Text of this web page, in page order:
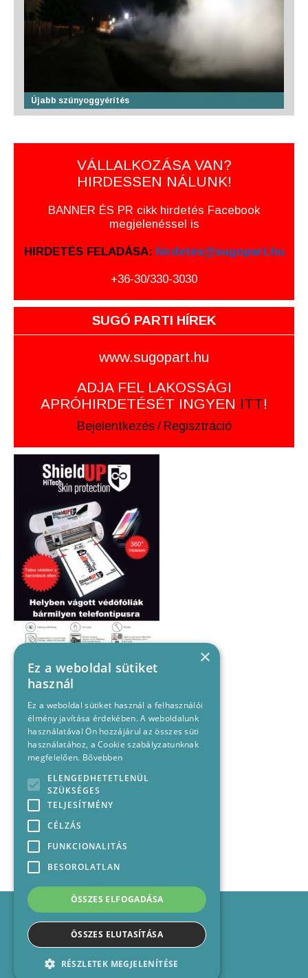
Újabb szúnyoggyérítés
VÁLLALKOZÁSA VAN?
HIRDESSEN NÁLUNK!
BANNER ÉS PR cikk hirdetés Facebook
megjelenéssel is
HIRDETÉS FELADÁSA: hirdetes@sugopart.hu
+36-30/330-3030
SUGÓ PARTI HÍREK
www.sugopart.hu
ADJA FEL LAKOSSÁGI
APRÓHIRDETÉSÉT INGYEN ITT!
Bejelentkezés / Regisztráció
Impresszum
Médiajánlat
Felhasználási feltételek
Kapcsolat
×
Ez a weboldal sütiket
használ
Ez a weboldal sütiket használ a felhasználói
élmény javítása érdekében. A weboldalunk
használatával Ön hozzájárul az összes süti
használatához, a Cookie szabályzatunknak
megfelelően. Bővebben
ELENGEDHETETLENÜL
SZÜKSÉGES
TELJESÍTMÉNY
CÉLZÁS
FUNKCIONALITÁS
BESOROLATLAN
ÖSSZES ELFOGADÁSA
ÖSSZES ELUTASÍTÁSA
RÉSZLETEK MEGJELENÍTÉSE